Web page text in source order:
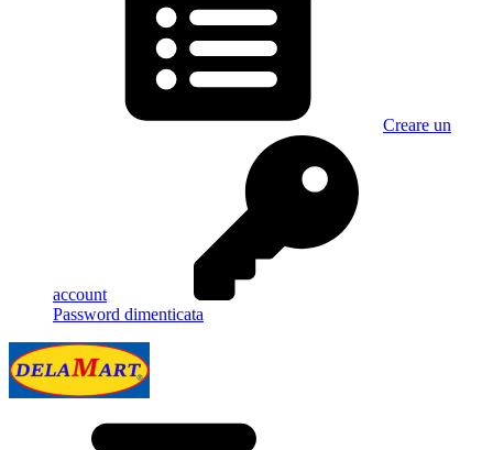
Creare un
account
Password dimenticata